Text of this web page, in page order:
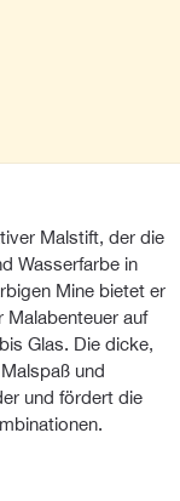
Malstift, der die
Wasserfarbe in
Mine bietet er
Malabenteuer auf
Glas. Die dicke,
und
und fördert die